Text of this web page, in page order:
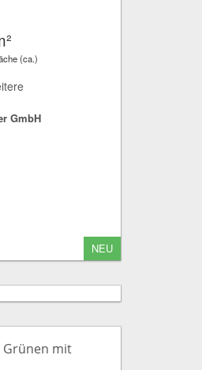
(ca.)
GmbH
NEU
Grünen mit